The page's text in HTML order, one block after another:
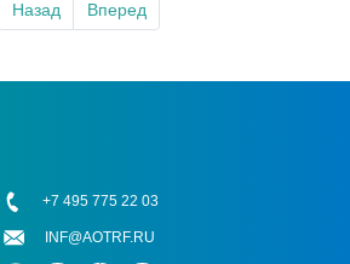
Назад Вперед
+7 495 775 22 03
INF@AOTRF.RU